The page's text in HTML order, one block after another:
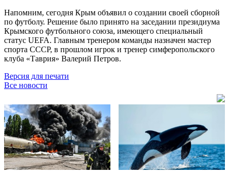
Напомним, сегодня Крым объявил о создании своей сборной
по футболу. Решение было принято на заседании президиума
Крымского футбольного союза, имеющего специальный
статус UEFA. Главным тренером команды назначен мастер
спорта СССР, в прошлом игрок и тренер симферопольского
клуба «Таврия» Валерий Петров.
Версия для печати
Все новости